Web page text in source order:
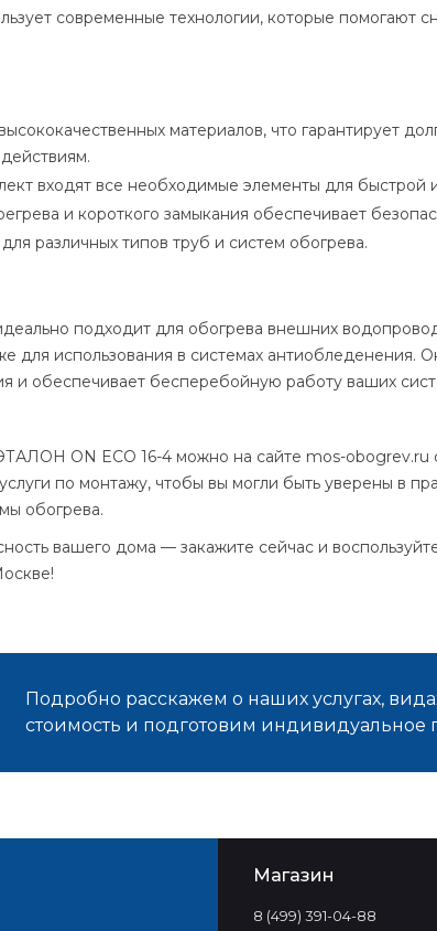
современные технологии, которые помогают
материалов, что гарантирует
входят все необходимые элементы для быстрой
и короткого замыкания обеспечивает
различных типов труб и систем обогрева.
подходит для обогрева внешних
для использования в системах антиобледенения.
и обеспечивает бесперебойную работу ваших
ON ECO 16-4 можно на сайте mos-obogrev.ru
по монтажу, чтобы вы могли быть уверены в
обогрева.
вашего дома — закажите сейчас и
Подробно расскажем о наших услугах,
стоимость и подготовим индивидуальное
Магазин
8 (499) 391-04-88